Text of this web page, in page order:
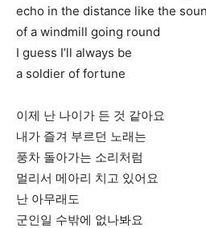
echo in the distance like the
of a windmill going round
I guess I’ll always be
a soldier of fortune
이제 난 나이가 든 것 같아요
내가 즐겨 부르던 노래는
풍차 돌아가는 소리처럼
멀리서 메아리 치고 있어요
난 아무래도
군인일 수밖에 없나봐요